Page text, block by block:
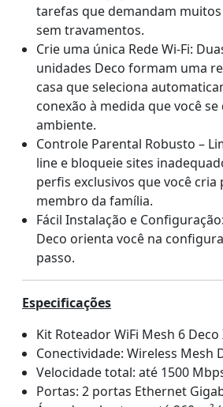
tarefas que demandam
sem travamentos.
Crie uma única Rede Wi-Fi:
unidades Deco formam uma
casa que seleciona
conexão à medida que você se
ambiente.
Controle Parental Robusto –
line e bloqueie sites
perfis exclusivos que você cria
membro da família.
Fácil Instalação e
Deco orienta você na
passo.
Especificações
Kit Roteador WiFi Mesh 6 Deco
Conectividade: Wireless Mesh
Velocidade total: até 1500
Portas: 2 portas Ethernet